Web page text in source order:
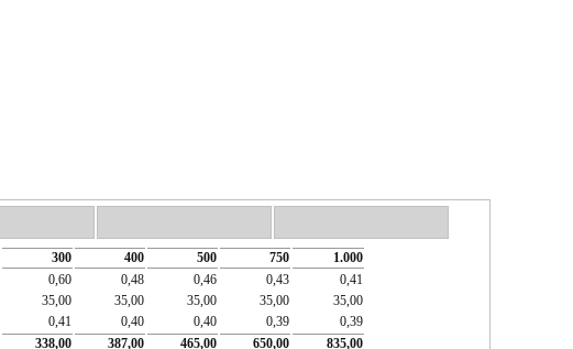
300 400 500 750
1.000
0,60 0,48 0,46 0,43
0,41
35,00 35,00 35,00 35,00
35,00
0,41 0,40 0,40 0,39
0,39
338,00 387,00 465,00 650,00
835,00